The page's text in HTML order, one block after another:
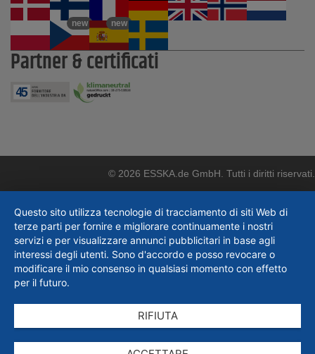
new new
Partner & certificati
© 2026 ESSKA.de GmbH. Tutti i diritti riservati.
Questo sito utilizza tecnologie di tracciamento di siti Web di
terze parti per fornire e migliorare continuamente i nostri
servizi e per visualizzare annunci pubblicitari in base agli
interessi degli utenti. Sono d'accordo e posso revocare o
modificare il mio consenso in qualsiasi momento con effetto
per il futuro.
RIFIUTA